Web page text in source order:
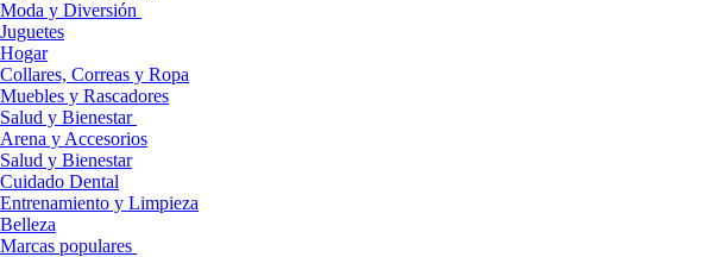
Moda y Diversión
Juguetes
Hogar
Collares, Correas y Ropa
Muebles y Rascadores
Salud y Bienestar
Arena y Accesorios
Salud y Bienestar
Cuidado Dental
Entrenamiento y Limpieza
Belleza
Marcas populares